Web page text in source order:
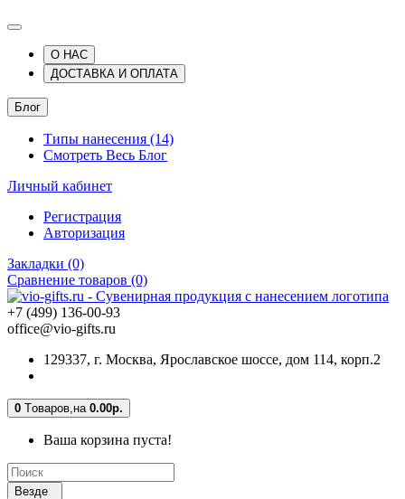
О НАС
ДОСТАВКА И ОПЛАТА
Блог
Типы нанесения (14)
Смотреть Весь Блог
Личный кабинет
Регистрация
Авторизация
Закладки (0)
Сравнение товаров (0)
+7 (499) 136-00-93
office@vio-gifts.ru
129337, г. Москва, Ярославское шоссе, дом 114, корп.2
0 Tоваров,на 0.00р.
Ваша корзина пуста!
Везде